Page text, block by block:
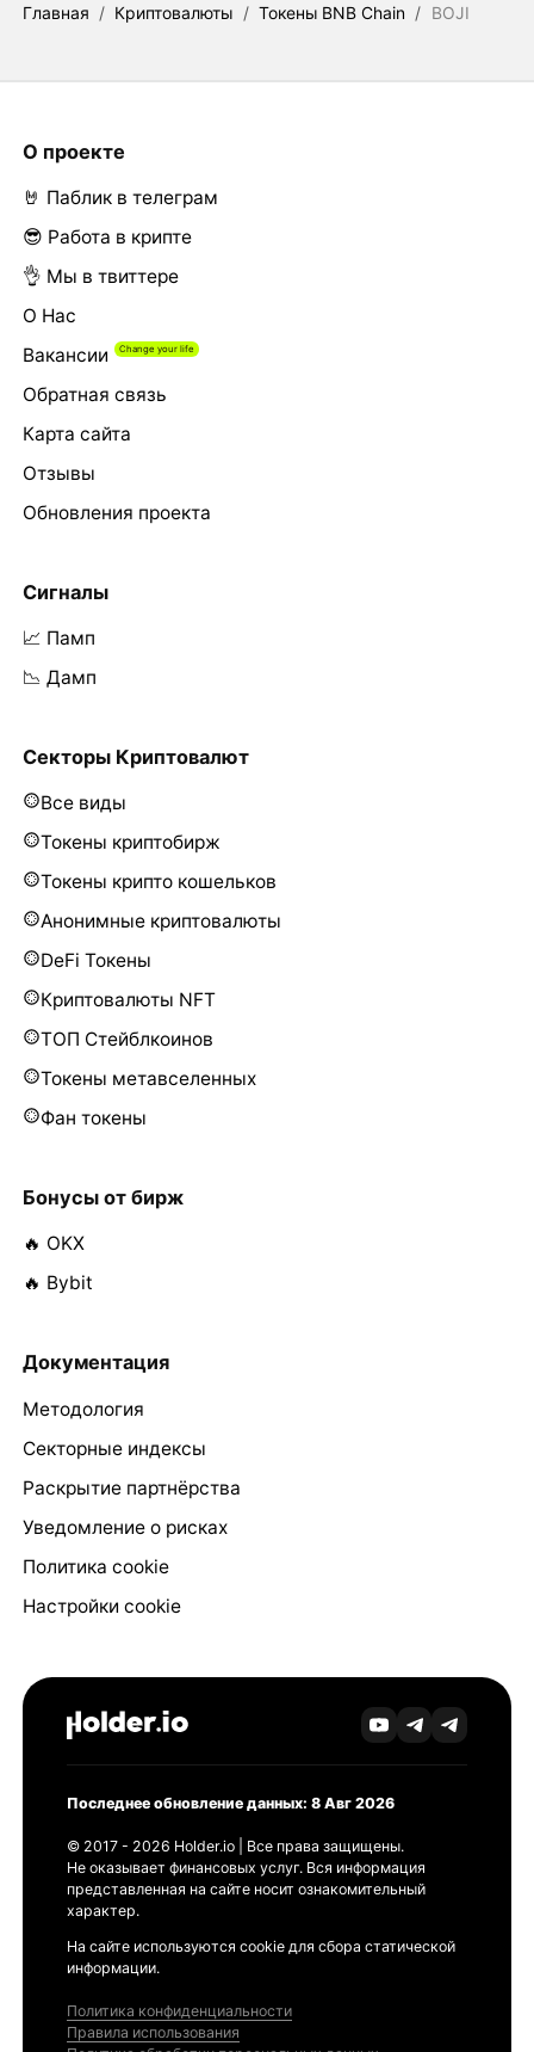
Главная / Криптовалюты / Токены BNB Chain / BOJI
О проекте
🤘 Паблик в телеграм
😎 Работа в крипте
👌 Мы в твиттере
О Нас
Вакансии
Обратная связь
Карта сайта
Отзывы
Обновления проекта
Сигналы
📈 Памп
📉 Дамп
Секторы Криптовалют
Все виды
Токены криптобирж
Токены крипто кошельков
Анонимные криптовалюты
DeFi Токены
Криптовалюты NFT
ТОП Стейблкоинов
Токены метавселенных
Фан токены
Бонусы от бирж
🔥 OKX
🔥 Bybit
Документация
Методология
Секторные индексы
Раскрытие партнёрства
Уведомление о рисках
Политика cookie
Настройки cookie
Последнее обновление данных: 8 Авг 2026
© 2017 - 2026 Holder.io | Все права защищены.
Не оказывает финансовых услуг. Вся информация
представленная на сайте носит ознакомительный
характер.
На сайте используются cookie для сбора статической
информации.
Политика конфиденциальности
Правила использования